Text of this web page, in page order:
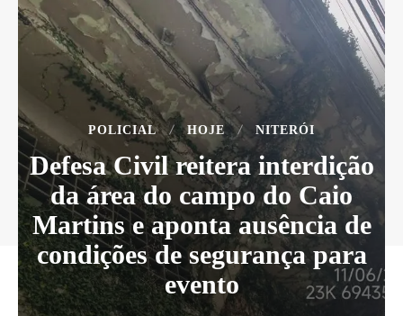
POLICIAL HOJE NITERÓI
Defesa Civil reitera interdição
da área do campo do Caio
Martins e aponta ausência de
condições de segurança para
evento